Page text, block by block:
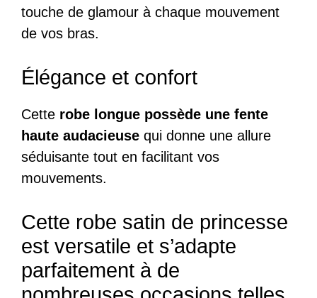
touche de glamour à chaque mouvement
de vos bras.
Élégance et confort
Cette robe longue possède une fente
haute audacieuse qui donne une allure
séduisante tout en facilitant vos
mouvements.
Cette robe satin de princesse
est versatile et s’adapte
parfaitement à de